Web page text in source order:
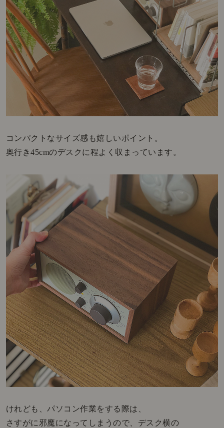
コンパクトなサイズ感も嬉しいポイント。
奥行き45cmのデスクに程よく収まっています。
けれども、パソコン作業をする際は、
さすがに邪魔になってしまうので、デスク横の